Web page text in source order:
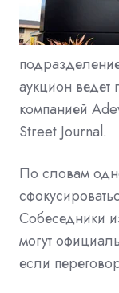
аукцион
компанией
Street Journal.
По словам
Собеседники
могут
если